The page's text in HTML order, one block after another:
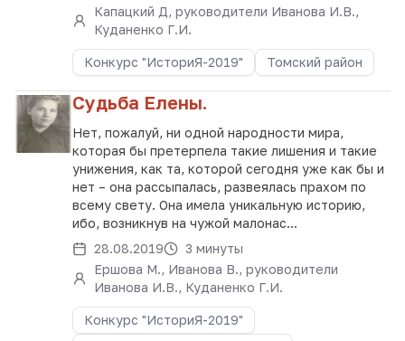
Капацкий Д, руководители Иванова И.В.,
Куданенко Г.И.
Конкурс "ИсториЯ-2019" Томский район
Судьба Елены.
Нет, пожалуй, ни одной народности мира,
которая бы претерпела такие лишения и такие
унижения, как та, которой сегодня уже как бы и
нет – она рассыпалась, развеялась прахом по
всему свету. Она имела уникальную историю,
ибо, возникнув на чужой малонас...
28.08.2019
3 минуты
Ершова М., Иванова В., руководители
Иванова И.В., Куданенко Г.И.
Конкурс "ИсториЯ-2019"